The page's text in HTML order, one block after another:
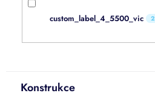
custom_label_4_5500_vic 2
Konstrukce